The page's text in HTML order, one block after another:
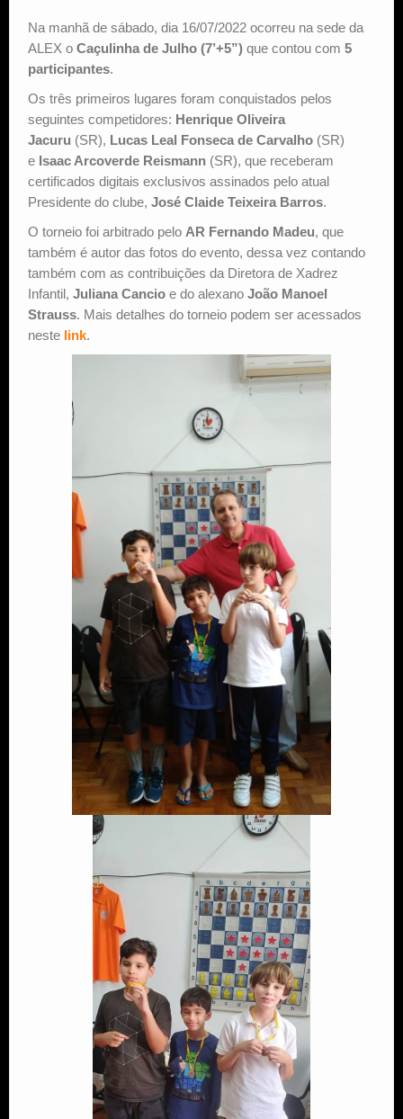
Estude Xadrez
Na manhã de sábado, dia 16/07/2022 ocorreu na sede da
ALEX o Caçulinha de Julho (7’+5”) que contou com 5
participantes.
Os três primeiros lugares foram conquistados pelos
seguintes competidores: Henrique Oliveira
Jacuru (SR), Lucas Leal Fonseca de Carvalho (SR)
e Isaac Arcoverde Reismann (SR), que receberam
certificados digitais exclusivos assinados pelo atual
Presidente do clube, José Claide Teixeira Barros.
O torneio foi arbitrado pelo AR Fernando Madeu, que
também é autor das fotos do evento, dessa vez contando
também com as contribuições da Diretora de Xadrez
Infantil, Juliana Cancio e do alexano João Manoel
Strauss. Mais detalhes do torneio podem ser acessados
neste link.